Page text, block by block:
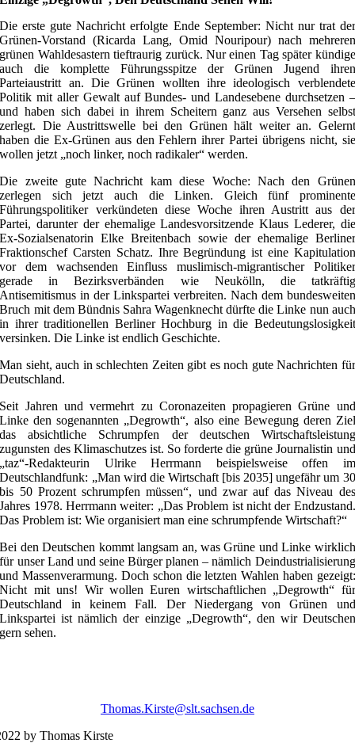
Die erste gute Nachricht erfolgte Ende September: Nicht nur trat der
Grünen-Vorstand (Ricarda Lang, Omid Nouripour) nach mehreren
grünen Wahldesastern tieftraurig zurück. Nur einen Tag später kündige
auch die komplette Führungsspitze der Grünen Jugend ihren
Parteiaustritt an. Die Grünen wollten ihre ideologisch verblendete
Politik mit aller Gewalt auf Bundes- und Landesebene durchsetzen –
und haben sich dabei in ihrem Scheitern ganz aus Versehen selbst
zerlegt. Die Austrittswelle bei den Grünen hält weiter an. Gelernt
haben die Ex-Grünen aus den Fehlern ihrer Partei übrigens nicht, sie
wollen jetzt „noch linker, noch radikaler“ werden.
Die zweite gute Nachricht kam diese Woche: Nach den Grünen
zerlegen sich jetzt auch die Linken. Gleich fünf prominente
Führungspolitiker verkündeten diese Woche ihren Austritt aus der
Partei, darunter der ehemalige Landesvorsitzende Klaus Lederer, die
Ex-Sozialsenatorin Elke Breitenbach sowie der ehemalige Berliner
Fraktionschef Carsten Schatz. Ihre Begründung ist eine Kapitulation
vor dem wachsenden Einfluss muslimisch-migrantischer Politiker
gerade in Bezirksverbänden wie Neukölln, die tatkräftig
Antisemitismus in der Linkspartei verbreiten. Nach dem bundesweiten
Bruch mit dem Bündnis Sahra Wagenknecht dürfte die Linke nun auch
in ihrer traditionellen Berliner Hochburg in die Bedeutungslosigkeit
versinken. Die Linke ist endlich Geschichte.
Man sieht, auch in schlechten Zeiten gibt es noch gute Nachrichten für
Deutschland.
Seit Jahren und vermehrt zu Coronazeiten propagieren Grüne und
Linke den sogenannten „Degrowth“, also eine Bewegung deren Ziel
das absichtliche Schrumpfen der deutschen Wirtschaftsleistung
zugunsten des Klimaschutzes ist. So forderte die grüne Journalistin und
„taz“-Redakteurin Ulrike Herrmann beispielsweise offen im
Deutschlandfunk: „Man wird die Wirtschaft [bis 2035] ungefähr um 30
bis 50 Prozent schrumpfen müssen“, und zwar auf das Niveau des
Jahres 1978. Herrmann weiter: „Das Problem ist nicht der Endzustand.
Das Problem ist: Wie organisiert man eine schrumpfende Wirtschaft?“
Bei den Deutschen kommt langsam an, was Grüne und Linke wirklich
für unser Land und seine Bürger planen – nämlich Deindustrialisierung
und Massenverarmung. Doch schon die letzten Wahlen haben gezeigt:
Nicht mit uns! Wir wollen Euren wirtschaftlichen „Degrowth“ für
Deutschland in keinem Fall. Der Niedergang von Grünen und
Linkspartei ist nämlich der einzige „Degrowth“, den wir Deutschen
gern sehen.
Thomas.Kirste@slt.sachsen.de
by Thomas Kirste